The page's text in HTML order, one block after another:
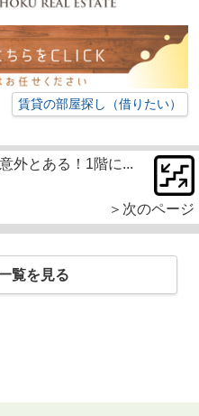
賃貸の部屋探し（借りたい）
意外とある！1階に...
＞次のページ
覧を見る